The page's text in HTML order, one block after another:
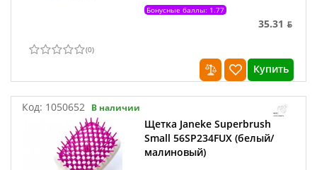
Бонусные баллы: 1.77
35.31 ƃ
(0)
Купить
Код: 1050652 В наличии
Щетка Janeke Superbrush
Small 56SP234FUX (белый/
малиновый)